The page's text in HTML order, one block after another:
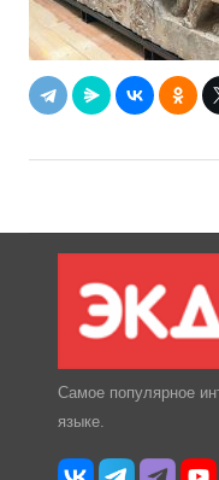
Самое популярное
языке.